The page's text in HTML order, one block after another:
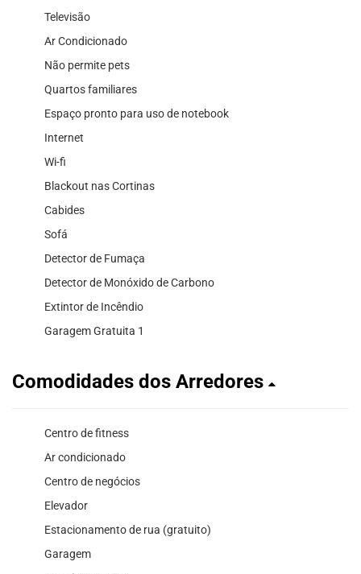
Televisão
Ar Condicionado
Não permite pets
Quartos familiares
Espaço pronto para uso de notebook
Internet
Wi-fi
Blackout nas Cortinas
Cabides
Sofá
Detector de Fumaça
Detector de Monóxido de Carbono
Extintor de Incêndio
Garagem Gratuita 1
Comodidades dos Arredores
Centro de fitness
Ar condicionado
Centro de negócios
Elevador
Estacionamento de rua (gratuito)
Garagem